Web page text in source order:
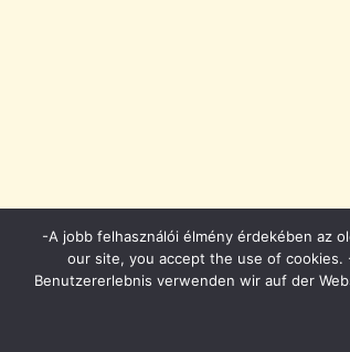
-A jobb felhasználói élmény érdekében az
our site, you accept the use of cookies.
Benutzererlebnis verwenden wir auf der